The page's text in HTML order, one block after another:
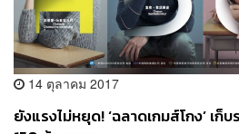
14 ตุลาคม 2017
ยังแรงไม่หยุด! ‘ฉลาดเกมส์โกง’ เก็